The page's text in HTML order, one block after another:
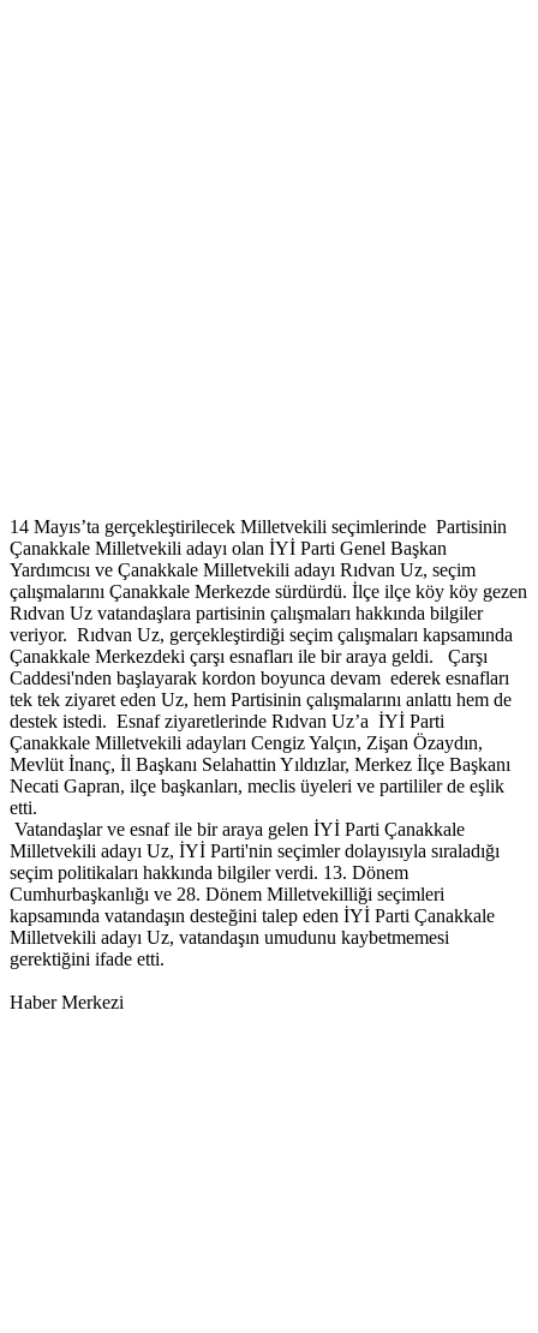
14 Mayıs’ta gerçekleştirilecek Milletvekili seçimlerinde Partisinin
Çanakkale Milletvekili adayı olan İYİ Parti Genel Başkan
Yardımcısı ve Çanakkale Milletvekili adayı Rıdvan Uz, seçim
çalışmalarını Çanakkale Merkezde sürdürdü. İlçe ilçe köy köy gezen
Rıdvan Uz vatandaşlara partisinin çalışmaları hakkında bilgiler
veriyor. Rıdvan Uz, gerçekleştirdiği seçim çalışmaları kapsamında
Çanakkale Merkezdeki çarşı esnafları ile bir araya geldi. Çarşı
Caddesi'nden başlayarak kordon boyunca devam ederek esnafları
tek tek ziyaret eden Uz, hem Partisinin çalışmalarını anlattı hem de
destek istedi. Esnaf ziyaretlerinde Rıdvan Uz’a İYİ Parti
Çanakkale Milletvekili adayları Cengiz Yalçın, Zişan Özaydın,
Mevlüt İnanç, İl Başkanı Selahattin Yıldızlar, Merkez İlçe Başkanı
Necati Gapran, ilçe başkanları, meclis üyeleri ve partililer de eşlik
etti.
Vatandaşlar ve esnaf ile bir araya gelen İYİ Parti Çanakkale
Milletvekili adayı Uz, İYİ Parti'nin seçimler dolayısıyla sıraladığı
seçim politikaları hakkında bilgiler verdi. 13. Dönem
Cumhurbaşkanlığı ve 28. Dönem Milletvekilliği seçimleri
kapsamında vatandaşın desteğini talep eden İYİ Parti Çanakkale
Milletvekili adayı Uz, vatandaşın umudunu kaybetmemesi
gerektiğini ifade etti.
Haber Merkezi